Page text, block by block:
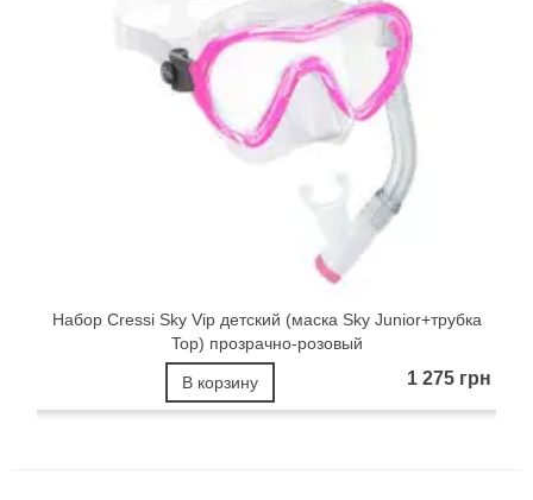
Набор Cressi Sky Vip детский (маска Sky Junior+трубка
Top) прозрачно-розовый
1 275 грн
В корзину